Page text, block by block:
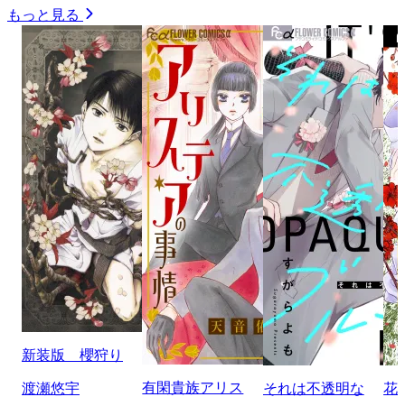
もっと見る
新装版 櫻狩り
渡瀬悠宇
有閑貴族アリス
それは不透明な
花